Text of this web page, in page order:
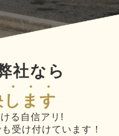
社なら
ます
る自信アリ!
受け付けています！